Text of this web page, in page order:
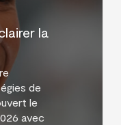
la
de
le
avec